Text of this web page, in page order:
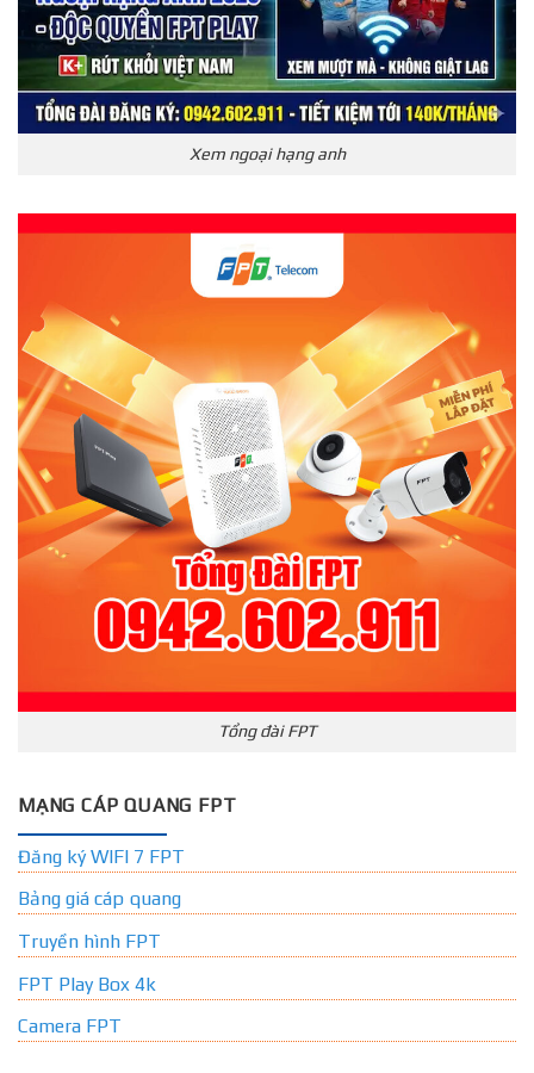
Xem ngoại hạng anh
Tổng đài FPT
MẠNG CÁP QUANG FPT
Đăng ký WIFI 7 FPT
Bảng giá cáp quang
Truyền hình FPT
FPT Play Box 4k
Camera FPT